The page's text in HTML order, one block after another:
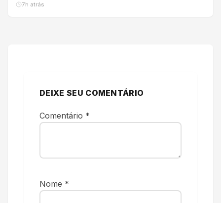
7h atrás
DEIXE SEU COMENTÁRIO
Comentário *
Nome *